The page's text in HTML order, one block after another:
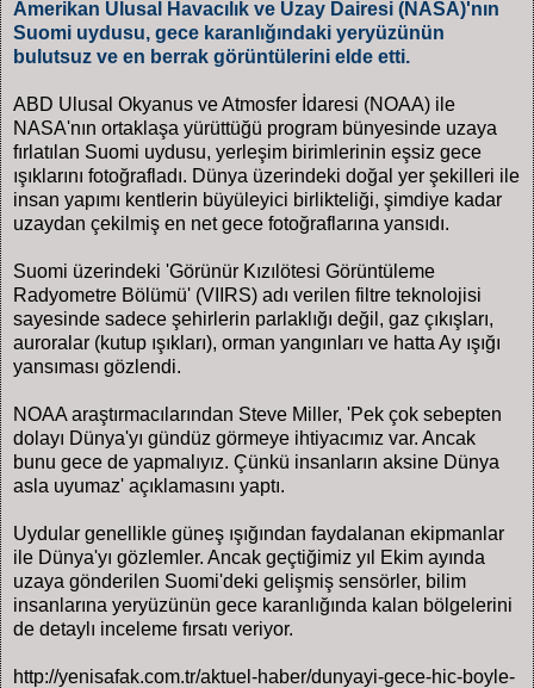
Amerikan Ulusal Havacılık ve Uzay Dairesi (NASA)'nın
Suomi uydusu, gece karanlığındaki yeryüzünün
bulutsuz ve en berrak görüntülerini elde etti.
ABD Ulusal Okyanus ve Atmosfer İdaresi (NOAA) ile
NASA'nın ortaklaşa yürüttüğü program bünyesinde uzaya
fırlatılan Suomi uydusu, yerleşim birimlerinin eşsiz gece
ışıklarını fotoğrafladı. Dünya üzerindeki doğal yer şekilleri ile
insan yapımı kentlerin büyüleyici birlikteliği, şimdiye kadar
uzaydan çekilmiş en net gece fotoğraflarına yansıdı.
Suomi üzerindeki 'Görünür Kızılötesi Görüntüleme
Radyometre Bölümü' (VIIRS) adı verilen filtre teknolojisi
sayesinde sadece şehirlerin parlaklığı değil, gaz çıkışları,
auroralar (kutup ışıkları), orman yangınları ve hatta Ay ışığı
yansıması gözlendi.
NOAA araştırmacılarından Steve Miller, 'Pek çok sebepten
dolayı Dünya'yı gündüz görmeye ihtiyacımız var. Ancak
bunu gece de yapmalıyız. Çünkü insanların aksine Dünya
asla uyumaz' açıklamasını yaptı.
Uydular genellikle güneş ışığından faydalanan ekipmanlar
ile Dünya'yı gözlemler. Ancak geçtiğimiz yıl Ekim ayında
uzaya gönderilen Suomi'deki gelişmiş sensörler, bilim
insanlarına yeryüzünün gece karanlığında kalan bölgelerini
de detaylı inceleme fırsatı veriyor.
http://yenisafak.com.tr/aktuel-haber/dunyayi-gece-hic-boyle-